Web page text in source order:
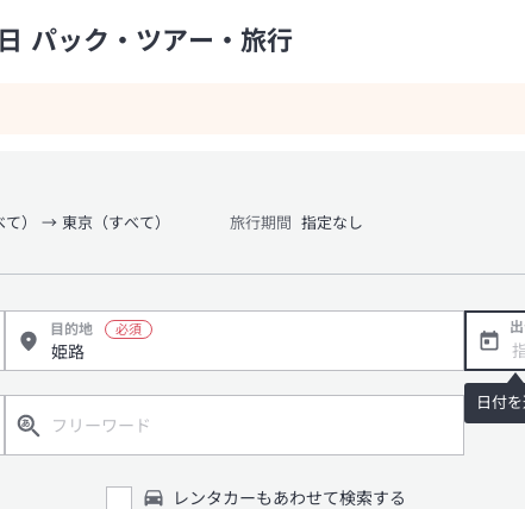
パック・ツアー・旅行
て） → 東京（すべて） 旅行期間
指定なし
目的地
日付
レンタカーもあわせて検索する